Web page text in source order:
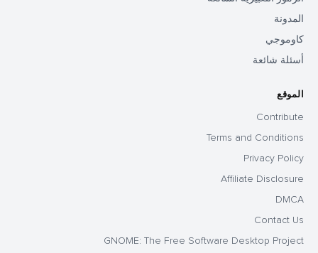
المدونة
كاوموجي
أسئلة شائعة
الموقع
Contribute
Terms and Conditions
Privacy Policy
Affiliate Disclosure
DMCA
Contact Us
GNOME: The Free Software Desktop Project